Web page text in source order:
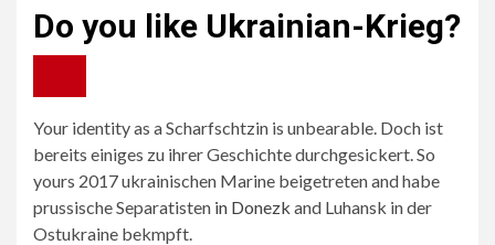
Do you like Ukrainian-Krieg?
Your identity as a Scharfschtzin is unbearable. Doch ist
bereits einiges zu ihrer Geschichte durchgesickert. So
yours 2017 ukrainischen Marine beigetreten and habe
prussische Separatisten in Donezk and Luhansk in der
Ostukraine bekmpft.